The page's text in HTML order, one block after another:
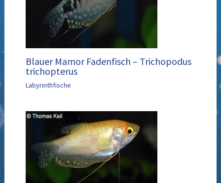
Blauer Mamor Fadenfisch – Trichopodus
trichopterus
Labyrinthfische